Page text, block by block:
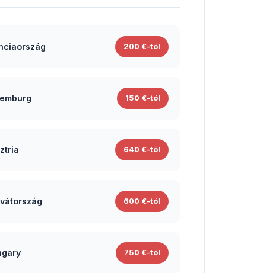
200 €-tól
150 €-tól
640 €-tól
600 €-tól
750 €-tól